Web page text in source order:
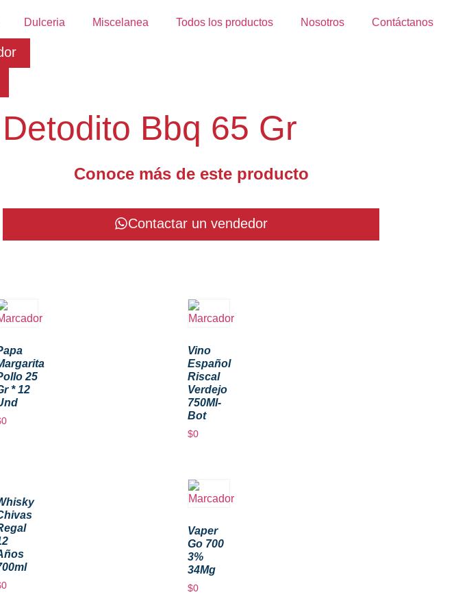
Dulceria Miscelanea Todos los productos Nosotros Contáctanos
Detodito Bbq 65 Gr
Conoce más de este producto
Contactar un vendedor
25
* 12
0
Vino
Español
Riscal
Verdejo
750Ml-
Bot
$0
0
Vaper
Go 700
3%
34Mg
$0